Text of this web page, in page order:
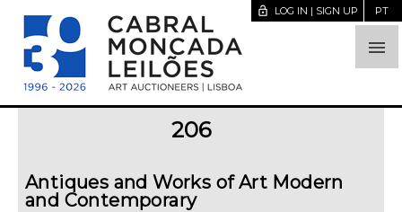

lock_open LOG IN | SIGN UP PT
206
Antiques and Works of Art Modern
and Contemporary